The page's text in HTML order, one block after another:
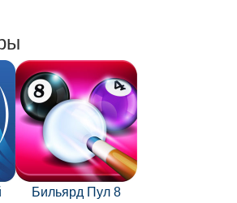
Бильярд Пул 8